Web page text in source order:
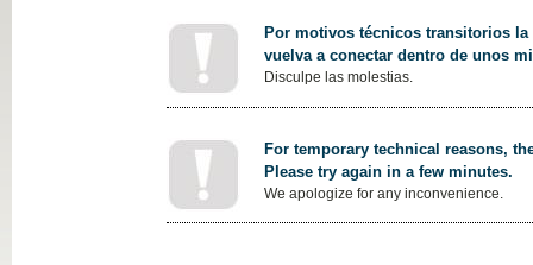
Por motivos técnicos transitorios
vuelva a conectar dentro de unos
Disculpe las molestias.
For temporary technical reasons,
Please try again in a few minutes.
We apologize for any inconvenience.